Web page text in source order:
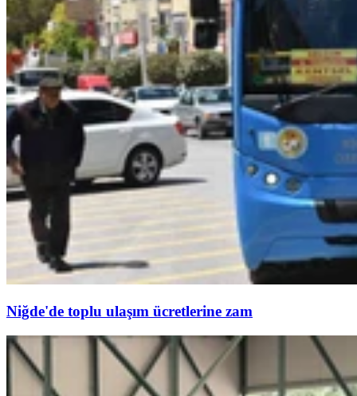
Niğde'de toplu ulaşım ücretlerine zam